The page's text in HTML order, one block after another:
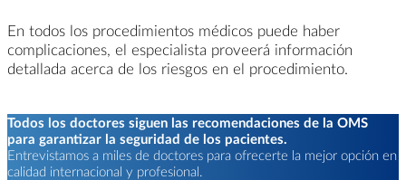
En todos los procedimientos médicos puede haber
complicaciones, el especialista proveerá información
detallada acerca de los riesgos en el procedimiento.
Todos los doctores siguen las recomendaciones de la OMS
para garantizar la seguridad de los pacientes.
Entrevistamos a miles de doctores para ofrecerte la mejor opción en
calidad internacional y profesional.